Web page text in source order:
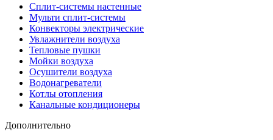
Сплит-системы настенные
Мульти сплит-системы
Конвекторы электрические
Увлажнители воздуха
Тепловые пушки
Мойки воздуха
Осушители воздуха
Водонагреватели
Котлы отопления
Канальные кондиционеры
Дополнительно